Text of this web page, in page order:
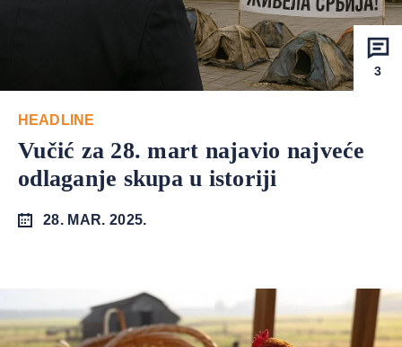
3
HEADLINE
Vučić za 28. mart najavio najveće
odlaganje skupa u istoriji
28. MAR. 2025.